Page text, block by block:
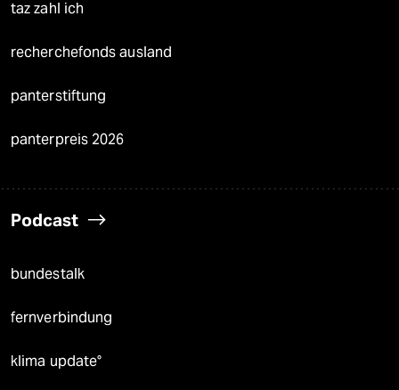
taz zahl ich
recherchefonds ausland
panterstiftung
panterpreis 2026
Podcast
bundestalk
fernverbindung
klima update°